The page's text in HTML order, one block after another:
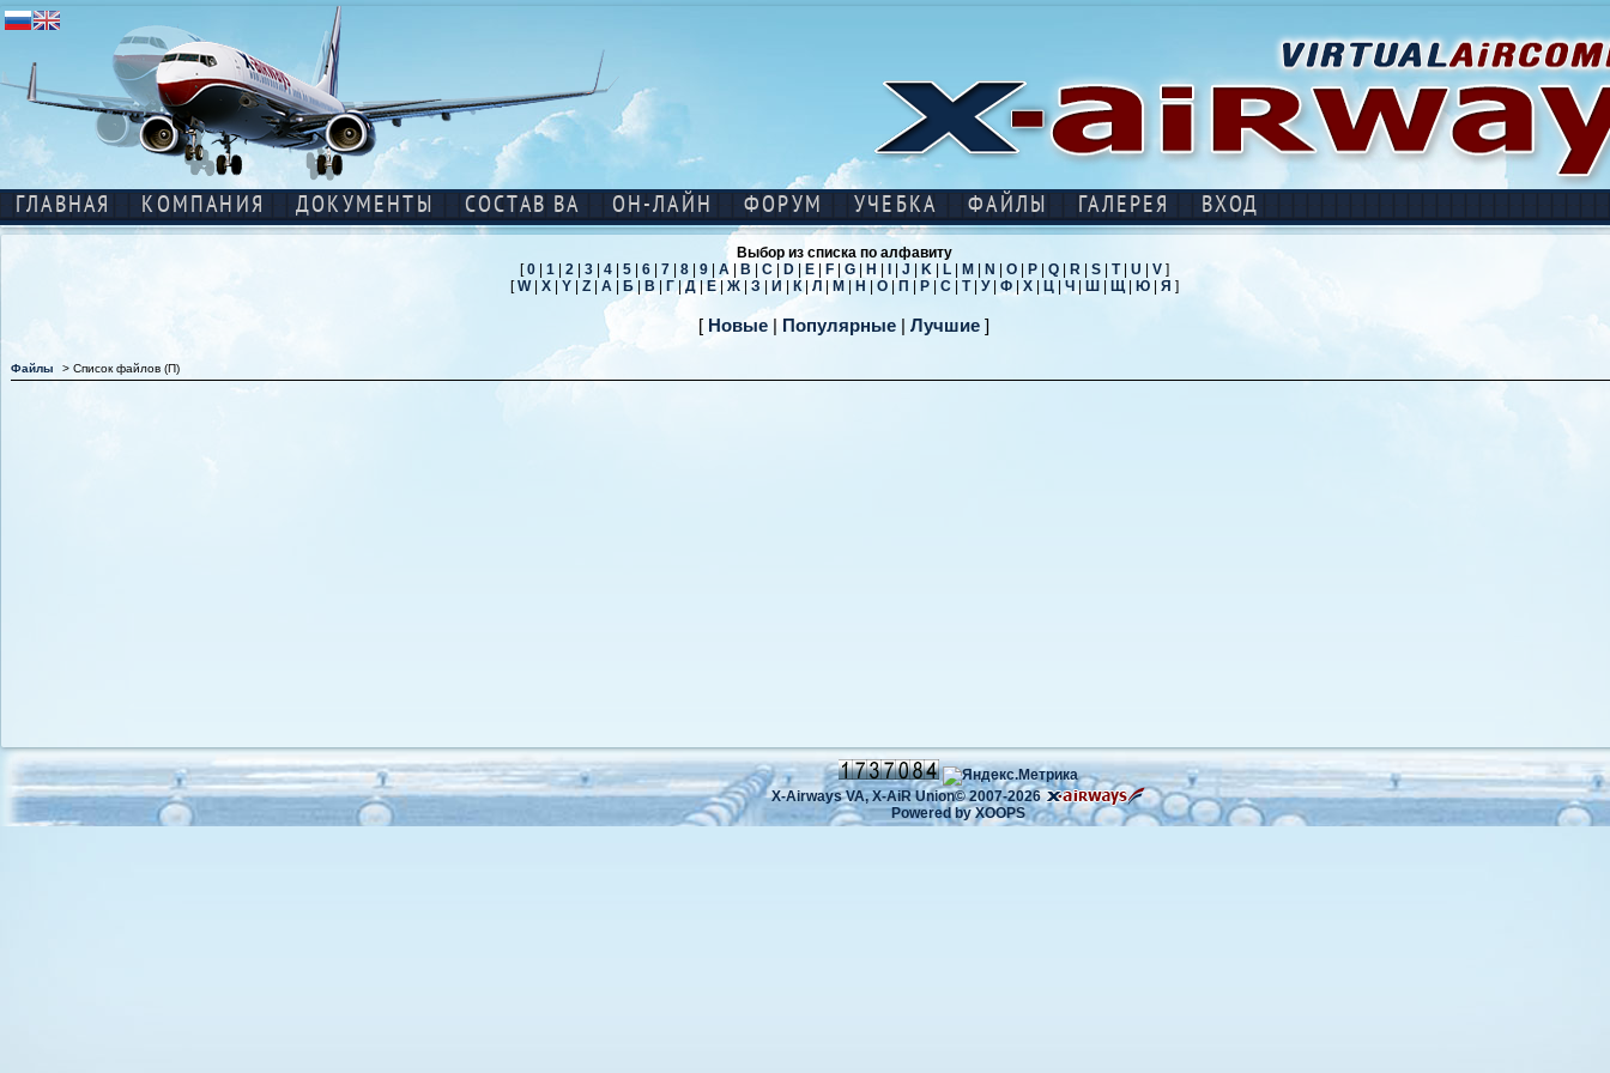
ГЛАВНАЯ КОМПАНИЯ ДОКУМЕНТЫ СОСТАВ ВА ОН-ЛАЙН ФОРУМ УЧЕБКА ФАЙЛЫ ГАЛЕРЕЯ ВХОД
Выбор из списка по алфавиту
[0| 1| 2| 3| 4| 5| 6| 7| 8| 9| A| B C| D| E| F| G| H J K| L| M N O| P| Q| R| S| T| U V]
[W| X| Y| Z| А| Б| В| Г|Д|Е| Ж| З И К| Л М Н О|П Р| С| Т| У| Ф|Х| Ц| Ч | Ш Щ| Ю| Я ]
[ Новые | Популярные | Лучшие ]
Файлы > Список файлов (П)
X-Airways VA,X-AiR Union©2007-2026
Powered byXOOPS